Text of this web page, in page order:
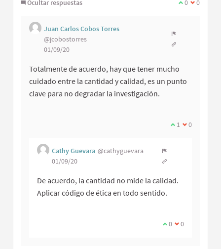
Ocultar respuestas 0 0
Juan Carlos Cobos Torres
@jcobostorres
01/09/20
Totalmente de acuerdo, hay que tener mucho
cuidado entre la cantidad y calidad, es un punto
clave para no degradar la investigación.
1 0
Cathy Guevara @cathyguevara
01/09/20
De acuerdo, la cantidad no mide la calidad.
Aplicar código de ética en todo sentido.
0 0